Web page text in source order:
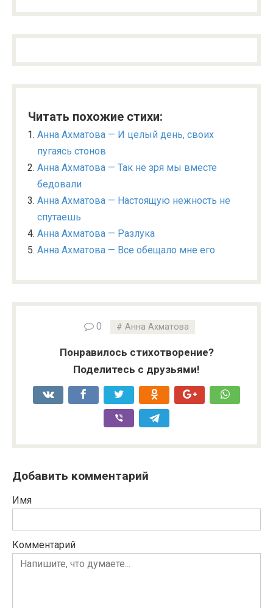
Читать похожие стихи:
Анна Ахматова — И целый день, своих
пугаясь стонов
Анна Ахматова — Так не зря мы вместе
бедовали
Анна Ахматова — Настоящую нежность не
спутаешь
Анна Ахматова — Разлука
Анна Ахматова — Все обещало мне его
0 Анна Ахматова
Понравилось стихотворение?
Поделитесь с друзьями!
Добавить комментарий
Имя
Комментарий